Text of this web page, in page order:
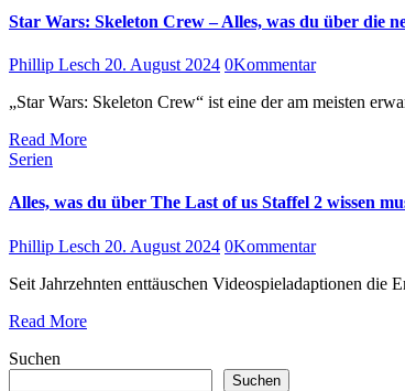
Star Wars: Skeleton Crew – Alles, was du über die
Phillip Lesch 20. August 2024 0Kommentar
„Star Wars: Skeleton Crew“ ist eine der am meisten
Read More
Serien
Alles, was du über The Last of us Staffel 2 wissen
Phillip Lesch 20. August 2024 0Kommentar
Seit Jahrzehnten enttäuschen Videospieladaptionen
Read More
Suchen
Suchen